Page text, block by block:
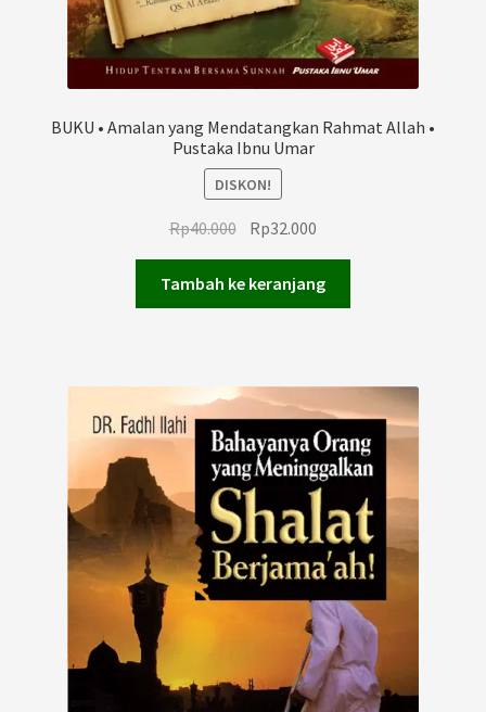
BUKU • Amalan yang Mendatangkan Rahmat Allah •
Pustaka Ibnu Umar
DISKON!
Rp40.000 Harga
aslinya
adalah:
Rp40.000.
Rp32.000
saat
ini
adalah:
Tambah ke keranjang